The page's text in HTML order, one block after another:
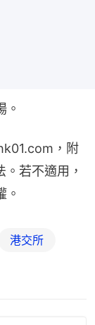
。
，附
。若不適用，
。
港交所